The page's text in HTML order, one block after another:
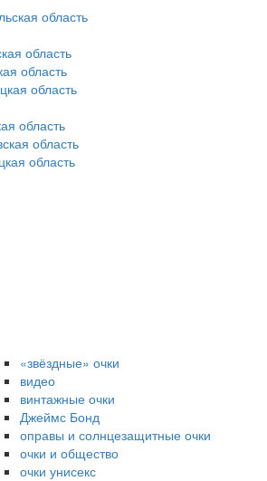
область
область
область
область
область
область
область
«звёздные» очки
видео
винтажные очки
Джеймс Бонд
оправы и солнцезащитные очки
очки и общество
очки унисекс